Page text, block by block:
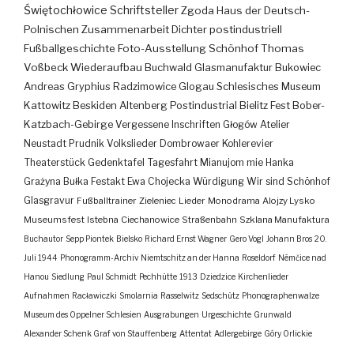
Świętochłowice SchriftstellerZgoda Haus der Deutsch-
Polnischen ZusammenarbeitDichterpostindustriell
Fußballgeschichte Foto-AusstellungSchönhofThomas
VoßbeckWiederaufbau Buchwald Glasmanufaktur Bukowiec
Andreas Gryphius Radzimowice Glogau Schlesisches Museum
Kattowitz Beskiden Altenberg Postindustrial Bielitz Fest Bober-
Katzbach-Gebirge Vergessene Inschriften Głogów Atelier
Neustadt Prudnik Volkslieder Dombrowaer Kohlerevier
Theaterstück Gedenktafel Tagesfahrt Mianujom mie Hanka
Grażyna Bułka Festakt Ewa Chojecka Würdigung Wir sind Schönhof
Glasgravur Fußballtrainer Zieleniec Lieder Monodrama Alojzy Lysko
Museumsfest Istebna Ciechanowice Straßenbahn Szklana Manufaktura
Buchautor Sepp Piontek Bielsko Richard Ernst Wagner Gero Vogl Johann Bros 20.
Juli 1944 Phonogramm-Archiv Niemtschitz an der Hanna Roseldorf Némčice nad
Hanou Siedlung Paul Schmidt Pechhütte 1913 Dziedzice Kirchenlieder
Aufnahmen Racławiczki Smolarnia Rasselwitz Sedschütz Phonographenwalze
Museum des Oppelner Schlesien Ausgrabungen Urgeschichte Grunwald
Alexander Schenk Graf von Stauffenberg Attentat Adlergebirge Góry Orlickie